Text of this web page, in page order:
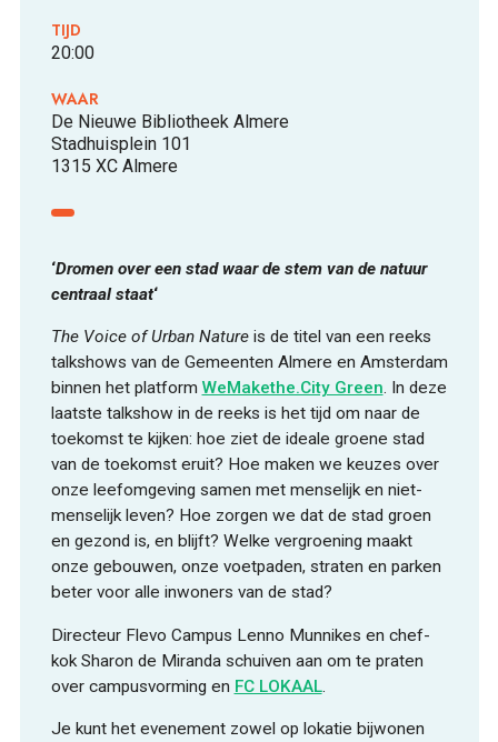
FOOD PIONEERS
TIJD
20:00
WAAR
De Nieuwe Bibliotheek Almere
Stadhuisplein 101
1315 XC Almere
‘Dromen over een stad waar de stem van de natuur
centraal staat‘
The Voice of Urban Natureis de titel van een reeks
talkshows van de Gemeenten Almere en Amsterdam
binnen het platform WeMakethe.City Green. In deze
laatste talkshow in de reeks is het tijd om naar de
toekomst te kijken: hoe ziet de ideale groene stad
van de toekomst eruit? Hoe maken we keuzes over
onze leefomgeving samen met menselijk en niet-
menselijk leven? Hoe zorgen we dat de stad groen
en gezond is, en blijft? Welke vergroening maakt
onze gebouwen, onze voetpaden, straten en parken
beter voor alle inwoners van de stad?
Directeur Flevo Campus Lenno Munnikes en chef-
kok Sharon de Miranda schuiven aan om te praten
over campusvorming en FC LOKAAL.
Je kunt het evenement zowel op lokatie bijwonen